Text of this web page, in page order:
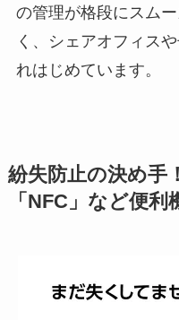
の管理が格段にスム
く、シェアオフィス
れはじめています。
紛失防止の決め手
「NFC」など便